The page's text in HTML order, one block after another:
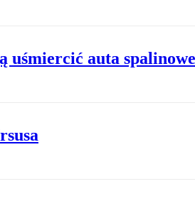
uśmiercić auta spalinowe